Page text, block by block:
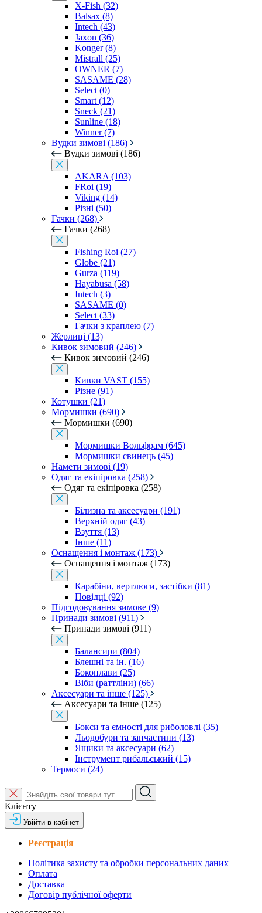
X-Fish (32)
Balsax (8)
Intech (43)
Jaxon (36)
Konger (8)
Mistrall (25)
OWNER (7)
SASAME (28)
Select (0)
Smart (12)
Sneck (21)
Sunline (18)
Winner (7)
Вудки зимові (186)
Вудки зимові (186)
AKARA (103)
FRoi (19)
Viking (14)
Різні (50)
Гачки (268)
Гачки (268)
Fishing Roi (27)
Globe (21)
Gurza (119)
Hayabusa (58)
Intech (3)
SASAME (0)
Select (33)
Гачки з краплею (7)
Жерлиці (13)
Кивок зимовий (246)
Кивок зимовий (246)
Кивки VAST (155)
Різне (91)
Котушки (21)
Мормишки (690)
Мормишки (690)
Мормишки Вольфрам (645)
Мормишки свинець (45)
Намети зимові (19)
Одяг та екіпіровка (258)
Одяг та екіпіровка (258)
Білизна та аксесуари (191)
Верхній одяг (43)
Взуття (13)
Інше (11)
Оснащення і монтаж (173)
Оснащення і монтаж (173)
Карабіни, вертлюги, застібки (81)
Повідці (92)
Підгодовування зимове (9)
Принади зимові (911)
Принади зимові (911)
Балансири (804)
Блешні та ін. (16)
Бокоплави (25)
Віби (раттліни) (66)
Аксесуари та інше (125)
Аксесуари та інше (125)
Бокси та ємності для риболовлі (35)
Льодобури та запчастини (13)
Ящики та аксесуари (62)
Інструмент рибальський (15)
Термоси (24)
Клієнту
Увійти в кабінет
Реєстрація
Політика захисту та обробки персональних даних
Оплата
Доставка
Договір публічної оферти